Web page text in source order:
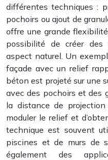
différentes techniques :
pochoirs ou ajout de
offre une grande
possibilité de créer des
aspect naturel. Un
façade avec un relief
béton est projeté sur une
avec des pochoirs et des
la distance de
moduler le relief et
technique est souvent
piscines et de murs de
également des